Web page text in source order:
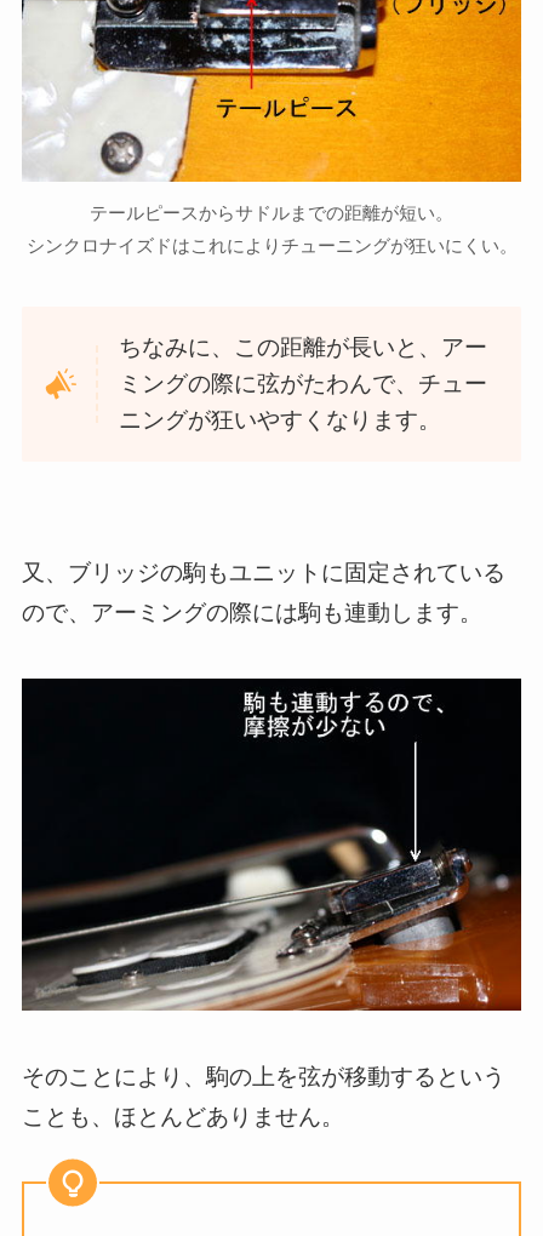
テールピースからサドルまでの距離が短い。
シンクロナイズドはこれによりチューニングが狂いにくい。
ちなみに、この距離が長いと、アー
ミングの際に弦がたわんで、チュー
ニングが狂いやすくなります。
又、ブリッジの駒もユニットに固定されている
ので、アーミングの際には駒も連動します。
そのことにより、駒の上を弦が移動するという
ことも、ほとんどありません。